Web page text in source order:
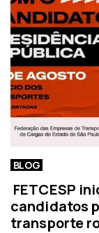
BLOG
FETCESP
candidatos
transporte